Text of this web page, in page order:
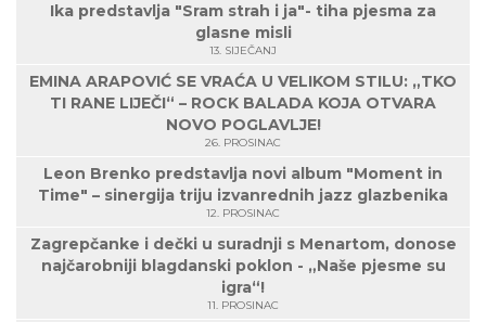
Ika predstavlja "Sram strah i ja"- tiha pjesma za
glasne misli
13. SIJEČANJ
EMINA ARAPOVIĆ SE VRAĆA U VELIKOM STILU: „TKO
TI RANE LIJEČI“ – ROCK BALADA KOJA OTVARA
NOVO POGLAVLJE!
26. PROSINAC
Leon Brenko predstavlja novi album "Moment in
Time" – sinergija triju izvanrednih jazz glazbenika
12. PROSINAC
Zagrepčanke i dečki u suradnji s Menartom, donose
najčarobniji blagdanski poklon - „Naše pjesme su
igra“!
11. PROSINAC